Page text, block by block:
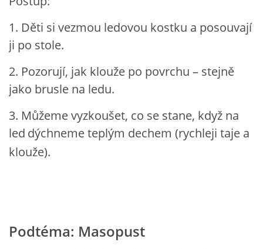
UČTE DĚTI PROŽITKEM
ŠABLONY
SENZORY PLAY
DOPORUČUJI
POLYTECHNICKÉ ČINNOSTI
MOTIVAČNÍ CITÁTY PRO UČITELE
1. Děti si vezmou ledovou kostku a posouvají
ji po stole.
2. Pozorují, jak klouže po povrchu – stejně
jako brusle na ledu.
3. Můžeme vyzkoušet, co se stane, když na
led dýchneme teplým dechem (rychleji taje a
klouže).
Podtéma: Masopust